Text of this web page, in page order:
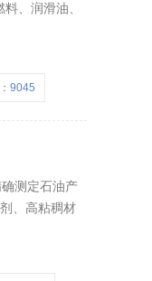
、润滑油、
9045
测定石油产
、高粘稠材